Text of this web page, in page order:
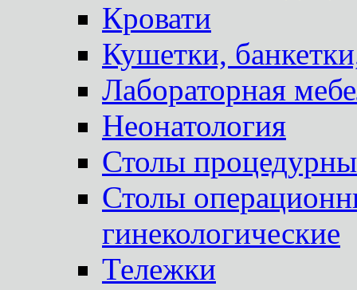
Кровати
Кушетки,
Лабораторная
Неонатология
Столы
Столы
гинекологические
Тележки